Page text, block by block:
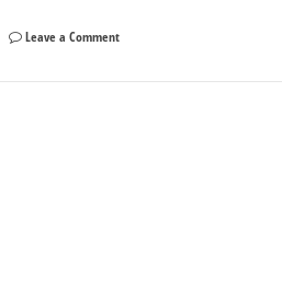
Leave a Commenton
Dušan